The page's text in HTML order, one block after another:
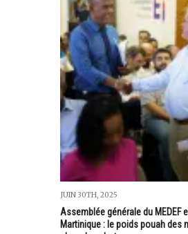
JUIN 30TH, 2025
Assemblée générale du MEDEF
Martinique : le poids pouah des